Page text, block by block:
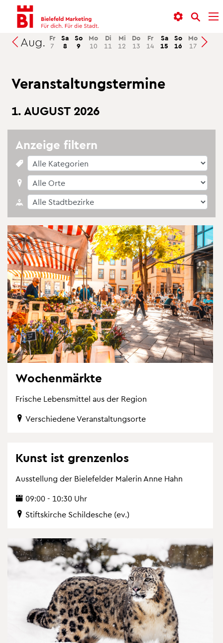
In­
halt
an­
sprin­
Menü
an­
sprin­
gen
Suche
an­
sprin­
gen
Suchen
Aug. Fr
7
Sa
8
So
9
Mo
10
Di
11
Mi
12
Do
13
Fr
14
Sa
15
So
16
Mo
17
Di
18
Ver­an­stal­tungs­ter­mi­ne
1. AU­GUST 2026
An­zei­ge fil­tern
Wo­chen­märk­te
Fri­sche Le­bens­mit­tel aus der Re­gi­on
Ver­schie­de­ne Ver­an­stal­tungs­or­te
Kunst ist gren­zen­los
Aus­stel­lung der Bie­le­fel­der Ma­le­rin Anne Hahn
09:00 - 10:30 Uhr
Stifts­kir­che Schil­desche (ev.)